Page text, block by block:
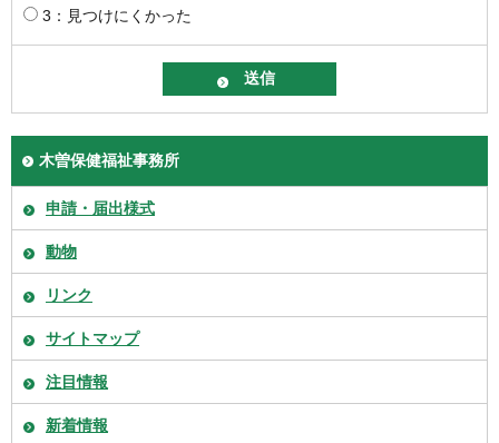
3：見つけにくかった
木曽保健福祉事務所
申請・届出様式
動物
リンク
サイトマップ
注目情報
新着情報